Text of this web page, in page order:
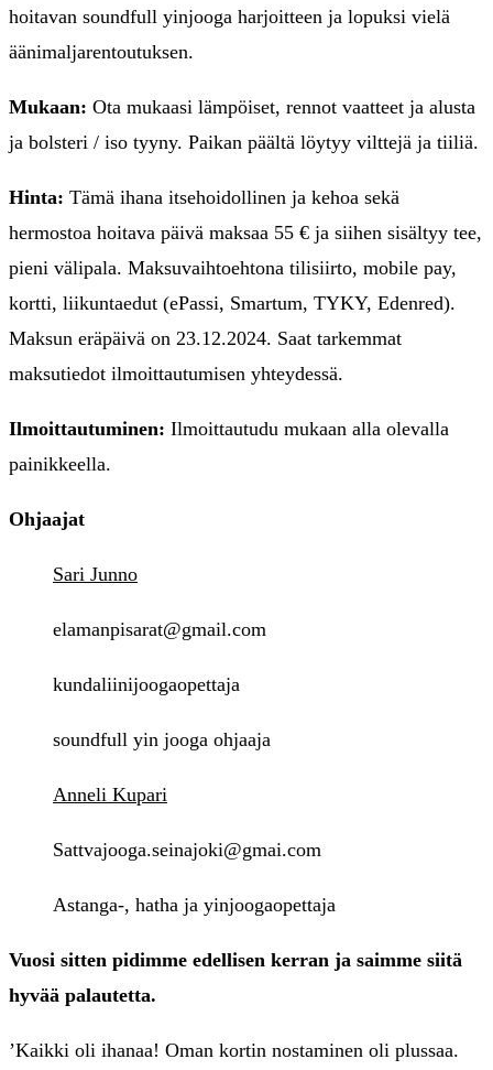
hoitavan soundfull yinjooga harjoitteen ja lopuksi vielä
äänimaljarentoutuksen.
Mukaan: Ota mukaasi lämpöiset, rennot vaatteet ja alusta
ja bolsteri / iso tyyny. Paikan päältä löytyy vilttejä ja tiiliä.
Hinta: Tämä ihana itsehoidollinen ja kehoa sekä
hermostoa hoitava päivä maksaa 55 € ja siihen sisältyy tee,
pieni välipala. Maksuvaihtoehtona tilisiirto, mobile pay,
kortti, liikuntaedut (ePassi, Smartum, TYKY, Edenred).
Maksun eräpäivä on 23.12.2024. Saat tarkemmat
maksutiedot ilmoittautumisen yhteydessä.
Ilmoittautuminen: Ilmoittautudu mukaan alla olevalla
painikkeella.
Ohjaajat
Sari Junno
elamanpisarat@gmail.com
kundaliinijoogaopettaja
soundfull yin jooga ohjaaja
Anneli Kupari
Sattvajooga.seinajoki@gmai.com
Astanga-, hatha ja yinjoogaopettaja
Vuosi sitten pidimme edellisen kerran ja saimme siitä
hyvää palautetta.
’Kaikki oli ihanaa! Oman kortin nostaminen oli plussaa.